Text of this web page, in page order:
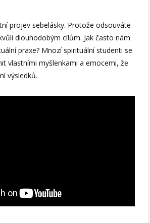
projev sebelásky. Protože odsouváte
dlouhodobým cílům. Jak často nám
praxe? Mnozí spirituální studenti se
vlastními myšlenkami a emocemi, že
výsledků.